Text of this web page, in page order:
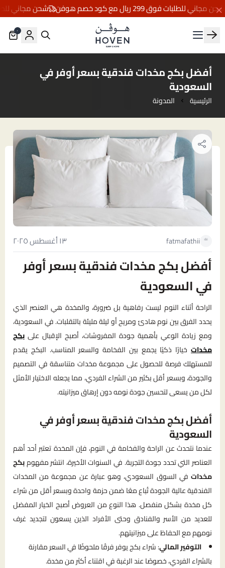
مجاني للطلبات فوق 299 ريال مع كود خصم هوفن شحن مجاني للطلبات فوق 299
مفارش هوڤن
٠
أفضل بكج مخدات فندقية بسعر أوفر في
السعودية
الرئيسية المدونة
fatmafathii ١٣ أغسطس ٢٠٢٥
أفضل بكج مخدات فندقية بسعر أوفر
في السعودية
الراحة أثناء النوم ليست رفاهية بل ضرورة، والمخدة هي العنصر الذي
يحدد الفرق بين نوم هادئ ومريح أو ليلة مليئة بالتقلبات. في السعودية،
ومع زيادة الوعي بأهمية جودة المفروشات، أصبح الإقبال على بكج
مخدات خيارًا ذكيًا يجمع بين الفخامة والسعر المناسب. البكج يقدم
للمستهلك فرصة للحصول على مجموعة مخدات متناسقة في التصميم
والجودة، وبسعر أقل بكثير من الشراء الفردي، مما يجعله الاختيار الأمثل
لكل من يسعى لتحسين جودة نومه دون إرهاق ميزانيته.
أفضل بكج مخدات فندقية بسعر أوفر في
السعودية
عندما نتحدث عن الراحة والفخامة في النوم، فإن المخدة تعتبر أحد أهم
العناصر التي تحدد جودة التجربة. في السنوات الأخيرة، انتشر مفهومبكج
مخدات في السوق السعودي، وهو عبارة عن مجموعة من المخدات
الفندقية عالية الجودة تُباع معًا ضمن حزمة واحدة وبسعر أقل من شراء
كل مخدة بشكل منفصل. هذا النوع من العروض أصبح الخيار المفضل
للعديد من الأسر والفنادق وحتى الأفراد الذين يسعون لتجديد غرف
نومهم مع الحفاظ على ميزانيتهم.
التوفير المالي: شراء بكج يوفر فرقًا ملحوظًا في السعر مقارنة
بالشراء الفردي، خصوصًا عند الرغبة في اقتناء أكثر من مخدة.